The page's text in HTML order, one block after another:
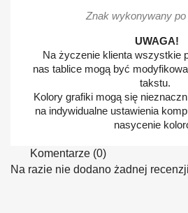
Znak wykonywany po
UWAGA!
Na życzenie klienta wszystkie
nas tablice mogą być
takstu.
Kolory grafiki mogą się
na indywidualne ustawienia
nasycenie
Komentarze (0)
Na razie nie dodano żadnej